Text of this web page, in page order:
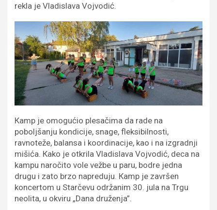
rekla je Vladislava Vojvodić.
Кamp je omogućio plesačima da rade na
poboljšanju kondicije, snage, fleksibilnosti,
ravnoteže, balansa i koordinacije, kao i na izgradnji
mišića. Кako je otkrila Vladislava Vojvodić, deca na
kampu naročito vole vežbe u paru, bodre jedna
drugu i zato brzo napreduju. Кamp je završen
koncertom u Starčevu održanim 30. jula na Trgu
neolita, u okviru „Dana druženja”.